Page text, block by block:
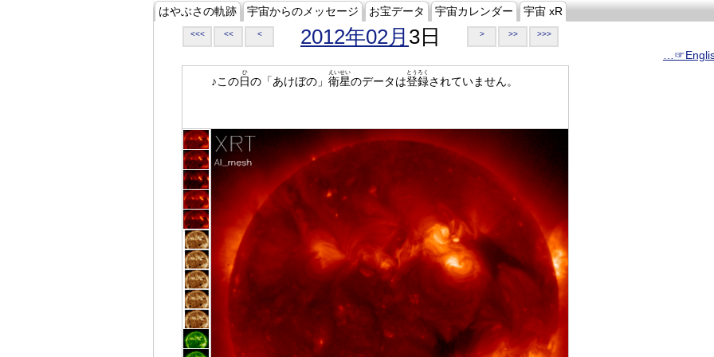
はやぶさの軌跡 宇宙からのメッセージ お宝データ 宇宙カレンダー 宇宙 xR
<<< << < 2012年02月 3日 > >> >>>
♪この日
ひ
の「あけぼの」 衛星
えいせい
のデータは登録
とうろく
されていません。